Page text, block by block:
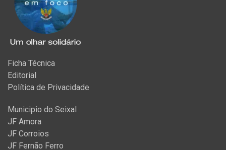
Ficha Técnica
Editorial
Política de Privacidade
Municipio do Seixal
JF Amora
JF Corroios
JF Fernão Ferro